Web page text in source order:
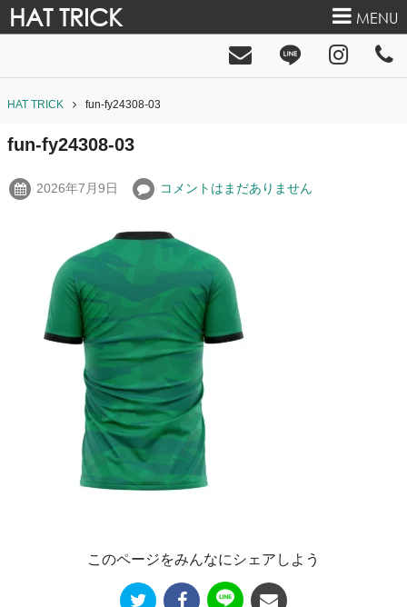
HAT TRICK MENU
HAT TRICK fun-fy24308-03
fun-fy24308-03
2026年7月9日 コメントはまだありません
このページをみんなにシェアしよう